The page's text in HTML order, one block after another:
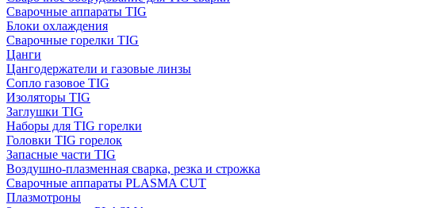
Сварочные аппараты TIG
Блоки охлаждения
Сварочные горелки TIG
Цанги
Цангодержатели и газовые линзы
Сопло газовое TIG
Изоляторы TIG
Заглушки TIG
Наборы для TIG горелки
Головки TIG горелок
Запасные части TIG
Воздушно-плазменная сварка, резка и строжка
Сварочные аппараты PLASMA CUT
Плазмотроны